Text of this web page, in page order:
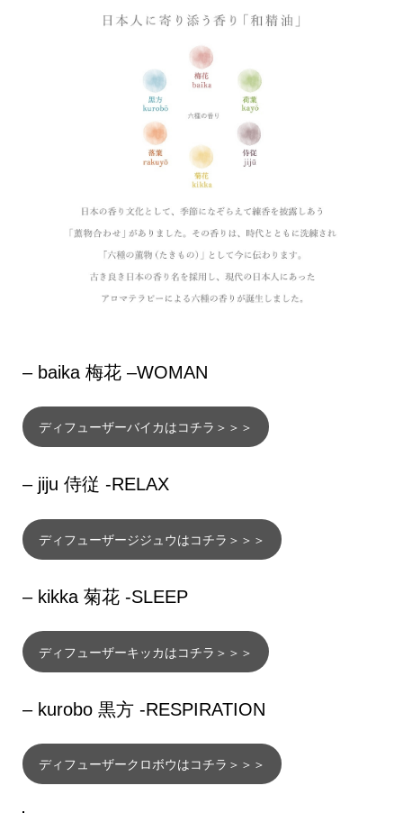
– baika 梅花 –WOMAN
ディフューザーバイカはコチラ＞＞＞
– jiju 侍従 -RELAX
ディフューザージジュウはコチラ＞＞＞
– kikka 菊花 -SLEEP
ディフューザーキッカはコチラ＞＞＞
– kurobo 黒方 -RESPIRATION
ディフューザークロボウはコチラ＞＞＞